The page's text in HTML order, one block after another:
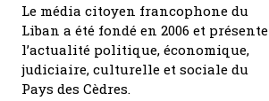
Le média citoyen francophone du
Liban a été fondé en 2006 et présente
l’actualité politique, économique,
judiciaire, culturelle et sociale du
Pays des Cèdres.